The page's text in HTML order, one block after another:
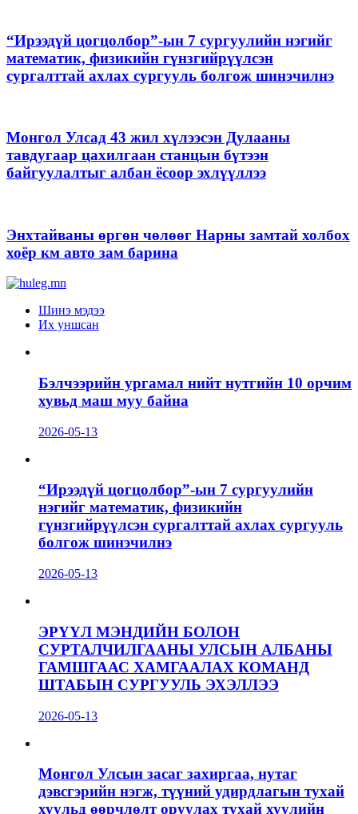
“Ирээдүй цогцолбор”-ын 7 сургуулийн нэгийг
математик, физикийн гүнзгийрүүлсэн
сургалттай ахлах сургууль болгож шинэчилнэ
Монгол Улсад 43 жил хүлээсэн Дулааны
тавдугаар цахилгаан станцын бүтээн
байгуулалтыг албан ёсоор эхлүүллээ
Энхтайваны өргөн чөлөөг Нарны замтай холбох
хоёр км авто зам барина
Шинэ мэдээ
Их уншсан
Бэлчээрийн ургамал нийт нутгийн 10 орчим
хувьд маш муу байна
2026-05-13
“Ирээдүй цогцолбор”-ын 7 сургуулийн
нэгийг математик, физикийн
гүнзгийрүүлсэн сургалттай ахлах сургууль
болгож шинэчилнэ
2026-05-13
ЭРҮҮЛ МЭНДИЙН БОЛОН
СУРТАЛЧИЛГААНЫ УЛСЫН АЛБАНЫ
ГАМШГААС ХАМГААЛАХ КОМАНД
ШТАБЫН СУРГУУЛЬ ЭХЭЛЛЭЭ
2026-05-13
Монгол Улсын засаг захиргаа, нутаг
дэвсгэрийн нэгж, түүний удирдлагын тухай
хуульд өөрчлөлт оруулах тухай хуулийн